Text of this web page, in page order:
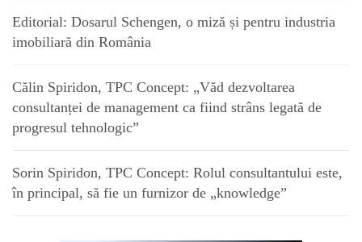
Editorial: Dosarul Schengen, o miză și pentru industria
imobiliară din România
Călin Spiridon, TPC Concept: „Văd dezvoltarea
consultanței de management ca fiind strâns legată de
progresul tehnologic”
Sorin Spiridon, TPC Concept: Rolul consultantului este,
în principal, să fie un furnizor de „knowledge”